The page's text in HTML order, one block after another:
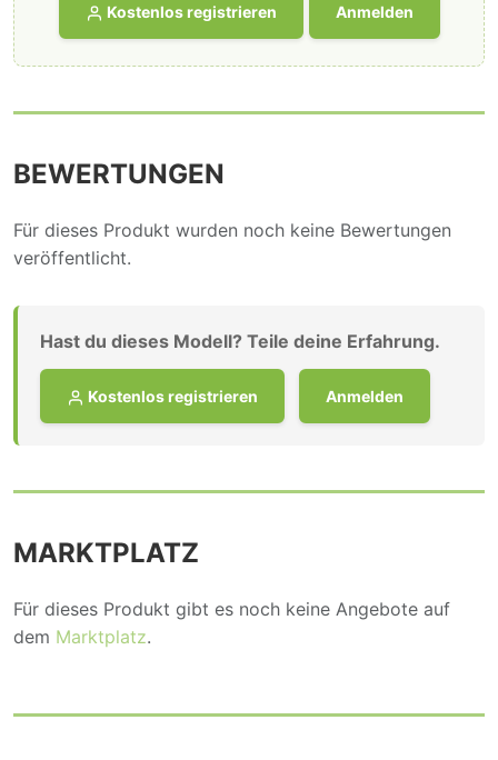
Kostenlos registrieren Anmelden
BEWERTUNGEN
Für dieses Produkt wurden noch keine Bewertungen
veröffentlicht.
Hast du dieses Modell? Teile deine Erfahrung.
Kostenlos registrieren Anmelden
MARKTPLATZ
Für dieses Produkt gibt es noch keine Angebote auf
dem Marktplatz.